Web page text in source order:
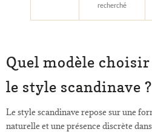
recherché
Quel modèle
le style scandinave ?
Le style scandinave repose sur une
naturelle et une présence discrète